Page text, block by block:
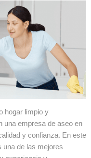
hogar limpio y
una empresa de aseo en
y confianza. En este
una de las mejores